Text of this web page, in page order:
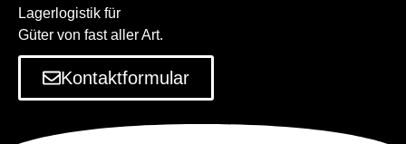
Lagerlogistik für
Güter von fast aller Art.
Kontaktformular